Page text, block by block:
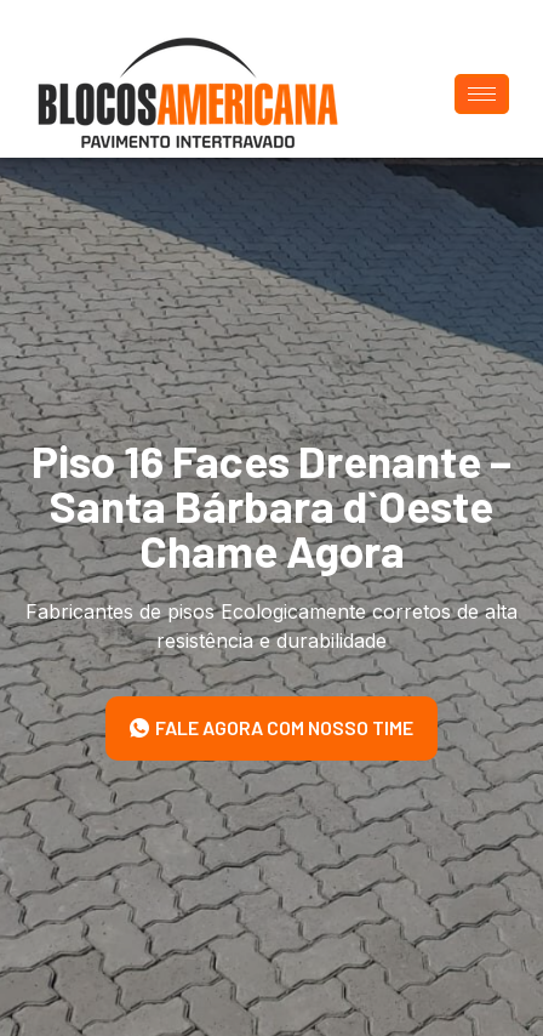
Piso 16 Faces Drenante –
Santa Bárbara d`Oeste
Chame Agora
Fabricantes de pisos Ecologicamente corretos de alta
resistência e durabilidade
FALE AGORA COM NOSSO TIME